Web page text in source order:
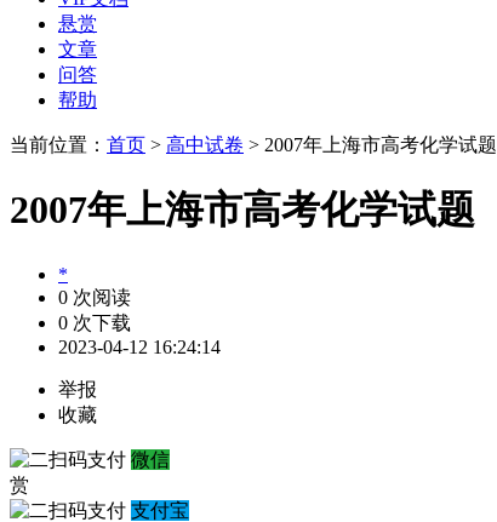
悬赏
文章
问答
帮助
当前位置： 首页 > 高中试卷 > 2007年上海市高考化学试题
2007年上海市高考化学试题
*
0 次阅读
0 次下载
2023-04-12 16:24:14
举报
收藏
微信
赏
支付宝